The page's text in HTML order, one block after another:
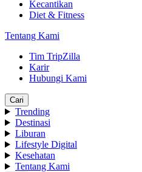
Kecantikan
Diet & Fitness
Tentang Kami
Tim TripZilla
Karir
Hubungi Kami
Cari
Trending
Destinasi
Liburan
Lifestyle Digital
Kesehatan
Tentang Kami